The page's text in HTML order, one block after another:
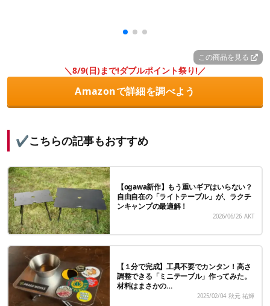
この商品を見る
＼8/9(日)まで!ダブルポイント祭り!／
Amazonで詳細を調べよう
✔️こちらの記事もおすすめ
【ogawa新作】もう重いギアはいらない？
自由自在の「ライトテーブル」が、ラクチ
ンキャンプの最適解！
2026/06/26 AKT
【１分で完成】工具不要でカンタン！高さ
調整できる「ミニテーブル」作ってみた。
材料はまさかの…
2025/02/04 秋元 祐輝